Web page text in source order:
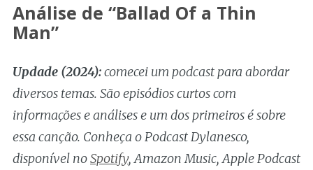
Análise de “Ballad Of a Thin
Man”
Updade (2024):comecei um podcast para abordar
diversos temas. São episódios curtos com
informações e análises e um dos primeiros é sobre
essa canção. Conheça o Podcast Dylanesco,
disponível noSpotify, Amazon Music, Apple Podcast